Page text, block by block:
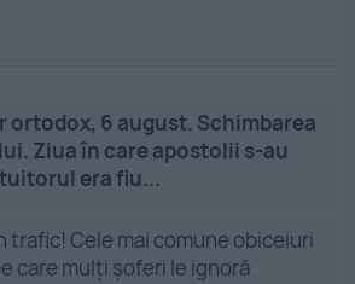
ortodox, 6 august. Schimbarea
Ziua în care apostolii s-au
era fiu...
trafic! Cele mai comune obiceiuri
care mulți șoferi le ignoră